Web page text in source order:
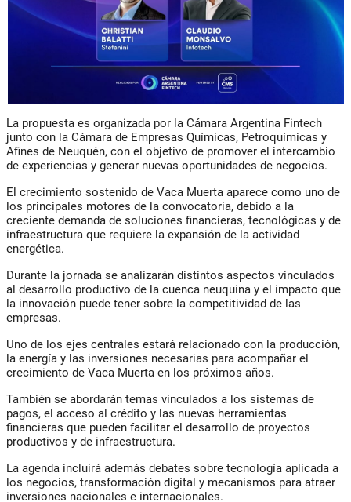
La propuesta es organizada por la Cámara Argentina Fintech
junto con la Cámara de Empresas Químicas, Petroquímicas y
Afines de Neuquén, con el objetivo de promover el intercambio
de experiencias y generar nuevas oportunidades de negocios.
El crecimiento sostenido de Vaca Muerta aparece como uno de
los principales motores de la convocatoria, debido a la
creciente demanda de soluciones financieras, tecnológicas y de
infraestructura que requiere la expansión de la actividad
energética.
Durante la jornada se analizarán distintos aspectos vinculados
al desarrollo productivo de la cuenca neuquina y el impacto que
la innovación puede tener sobre la competitividad de las
empresas.
Uno de los ejes centrales estará relacionado con la producción,
la energía y las inversiones necesarias para acompañar el
crecimiento de Vaca Muerta en los próximos años.
También se abordarán temas vinculados a los sistemas de
pagos, el acceso al crédito y las nuevas herramientas
financieras que pueden facilitar el desarrollo de proyectos
productivos y de infraestructura.
La agenda incluirá además debates sobre tecnología aplicada a
los negocios, transformación digital y mecanismos para atraer
inversiones nacionales e internacionales.